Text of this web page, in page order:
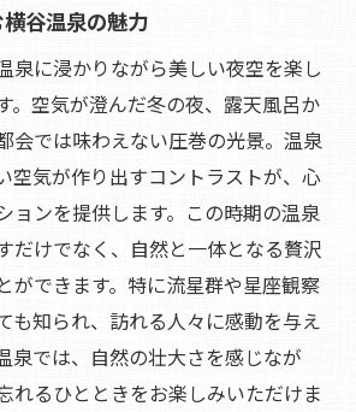
谷温泉の魅力
泉に浸かりながら美しい夜空を楽し
。空気が澄んだ冬の夜、露天風呂か
会では味わえない圧巻の光景。温泉
空気が作り出すコントラストが、心
ョンを提供します。この時期の温泉
だけでなく、自然と一体となる贅沢
ができます。特に流星群や星座観察
も知られ、訪れる人々に感動を与え
泉では、自然の壮大さを感じなが
れるひとときをお楽しみいただけま